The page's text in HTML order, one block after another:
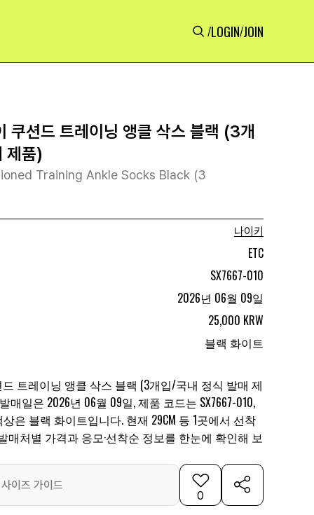
/LOGIN/JOIN
쿠션드 트레이닝 앵클 삭스 블랙 (3개
제품)
Training Ankle Socks Black (3
나이키
ETC
SX7667-010
2026년 06월 09일
25,000 KRW
블랙 화이트
트레이닝 앵클 삭스 블랙 (3개입/국내 정식 발매 제
매일은 2026년 06월 09일, 제품 코드는 SX7667-010,
상은 블랙 화이트입니다. 현재 29CM 등 1곳에서 선착
매처별 가격과 응모·선착순 정보를 한눈에 확인해 보
사이즈 가이드
0